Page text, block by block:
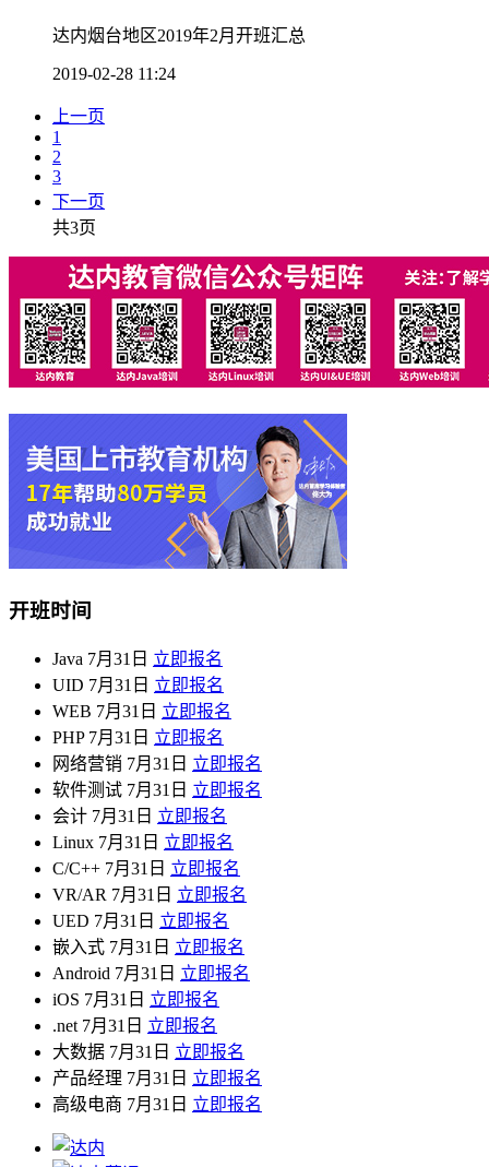
达内烟台地区2019年2月开班汇总
2019-02-28 11:24
上一页
1
2
3
下一页
共3页
开班时间
Java 7月31日 立即报名
UID 7月31日 立即报名
WEB 7月31日 立即报名
PHP 7月31日 立即报名
网络营销 7月31日 立即报名
软件测试 7月31日 立即报名
会计 7月31日 立即报名
Linux 7月31日 立即报名
C/C++ 7月31日 立即报名
VR/AR 7月31日 立即报名
UED 7月31日 立即报名
嵌入式 7月31日 立即报名
Android 7月31日 立即报名
iOS 7月31日 立即报名
.net 7月31日 立即报名
大数据 7月31日 立即报名
产品经理 7月31日 立即报名
高级电商 7月31日 立即报名